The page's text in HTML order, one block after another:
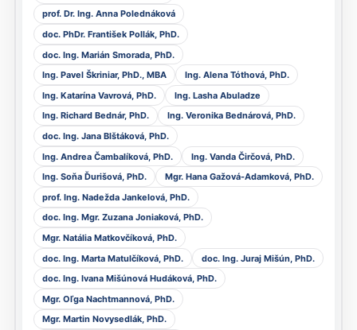
prof. Dr. Ing. Anna Polednáková
doc. PhDr. František Pollák, PhD.
doc. Ing. Marián Smorada, PhD.
Ing. Pavel Škriniar, PhD., MBA
Ing. Alena Tóthová, PhD.
Ing. Katarína Vavrová, PhD.
Ing. Lasha Abuladze
Ing. Richard Bednár, PhD.
Ing. Veronika Bednárová, PhD.
doc. Ing. Jana Blštáková, PhD.
Ing. Andrea Čambalíková, PhD.
Ing. Vanda Čirčová, PhD.
Ing. Soňa Ďurišová, PhD.
Mgr. Hana Gažová-Adamková, PhD.
prof. Ing. Nadežda Jankelová, PhD.
doc. Ing. Mgr. Zuzana Joniaková, PhD.
Mgr. Natália Matkovčíková, PhD.
doc. Ing. Marta Matulčíková, PhD.
doc. Ing. Juraj Mišún, PhD.
doc. Ing. Ivana Mišúnová Hudáková, PhD.
Mgr. Oľga Nachtmannová, PhD.
Mgr. Martin Novysedlák, PhD.